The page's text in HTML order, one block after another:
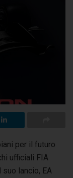
per il futuro
ufficiali FIA
suo lancio, EA